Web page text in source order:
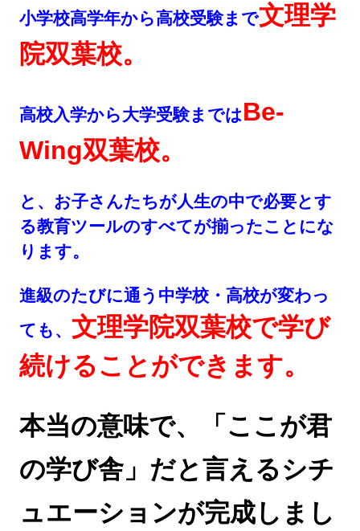
小学校高学年から高校受験まで文理学
院双葉校。
高校入学から大学受験まではBe-
Wing双葉校。
と、お子さんたちが人生の中で必要とす
る教育ツールのすべてが揃ったことにな
ります。
進級のたびに通う中学校・高校が変わっ
ても、 文理学院双葉校で学び
続けることができます。
本当の意味で、「ここが君
の学び舎」だと言えるシチ
ュエーションが完成しまし